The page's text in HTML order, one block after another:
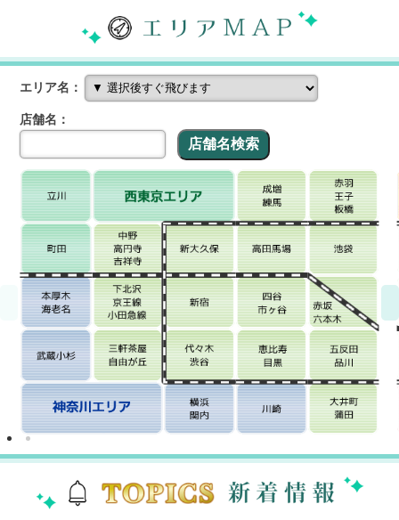
エリア名：
店舗名：